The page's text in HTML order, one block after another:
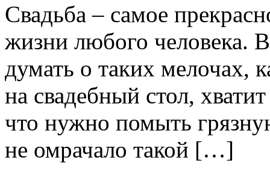
Свадьба – самое
жизни любого человека.
думать о таких мелочах,
на свадебный стол,
что нужно помыть
не омрачало такой […]